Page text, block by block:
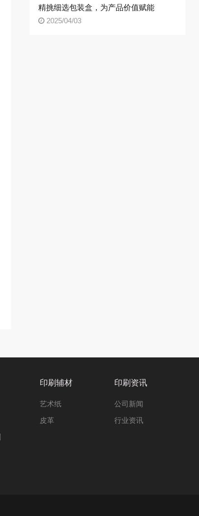
精挑细选包装盒，为产品价值赋能
2025/04/03
印刷辅材
艺术纸
皮革
印刷资讯
公司新闻
行业资讯